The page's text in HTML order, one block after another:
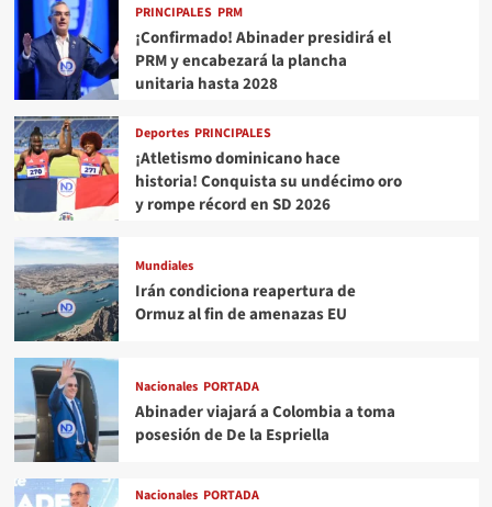
PRINCIPALES PRM
¡Confirmado! Abinader presidirá el
PRM y encabezará la plancha
unitaria hasta 2028
Deportes PRINCIPALES
¡Atletismo dominicano hace
historia! Conquista su undécimo oro
y rompe récord en SD 2026
Mundiales
Irán condiciona reapertura de
Ormuz al fin de amenazas EU
Nacionales PORTADA
Abinader viajará a Colombia a toma
posesión de De la Espriella
Nacionales PORTADA